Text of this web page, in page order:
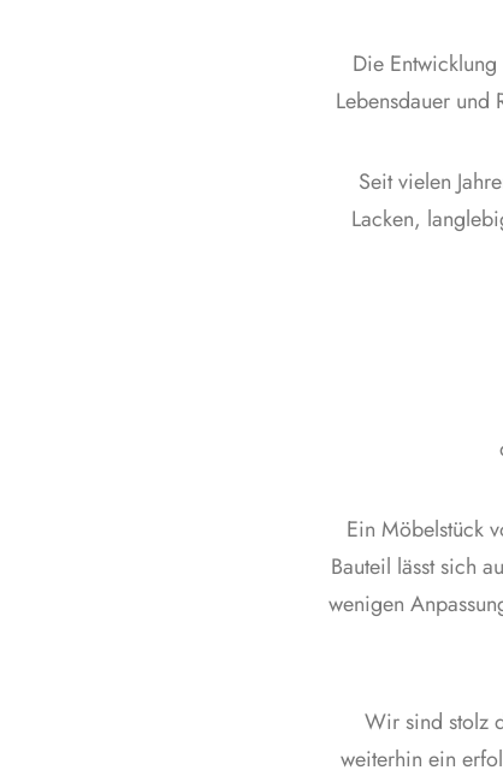
Die
Lebensdauer und
Seit vielen
Lacken,
Ein Möbelstück
Bauteil lässt sich
wenigen
Wir sind stolz
weiterhin ein